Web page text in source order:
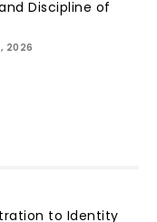
Discipline of
2026
to Identity